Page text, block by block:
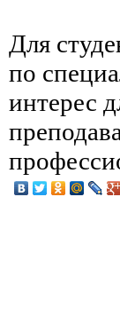
Для
по
интерес